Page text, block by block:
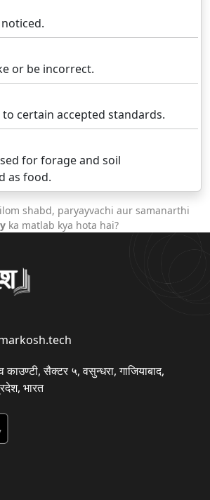
or be incorrect.
certain accepted standards.
for forage and soil
as food.
shabd, paryayvachi aur samanarthi
ka matlab kya hota hai?
सैक्टर ५, वसुन्धरा, गाजियाबाद,
भारत